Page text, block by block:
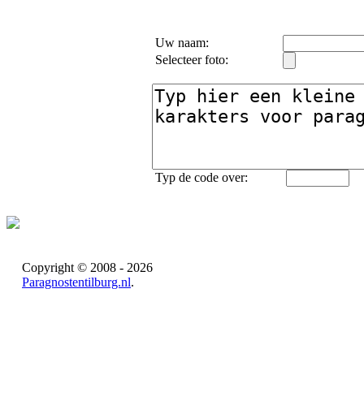
Uw naam:
Selecteer foto:
Typ de code over:
Copyright © 2008 - 2026
Paragnostentilburg.nl.